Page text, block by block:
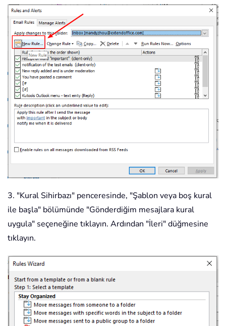
3. "Kural Sihirbazı" penceresinde, "Şablon veya boş kural
ile başla" bölümünde "Gönderdiğim mesajlara kural
uygula" seçeneğine tıklayın. Ardından "İleri" düğmesine
tıklayın.